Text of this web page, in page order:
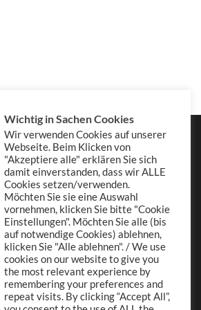
Wichtig in Sachen Cookies
Wir verwenden Cookies auf unserer
Webseite. Beim Klicken von
"Akzeptiere alle" erklären Sie sich
damit einverstanden, dass wir ALLE
Cookies setzen/verwenden.
Möchten Sie sie eine Auswahl
vornehmen, klicken Sie bitte "Cookie
Einstellungen". Möchten Sie alle (bis
auf notwendige Cookies) ablehnen,
klicken Sie "Alle ablehnen". / We use
cookies on our website to give you
the most relevant experience by
remembering your preferences and
repeat visits. By clicking “Accept All”,